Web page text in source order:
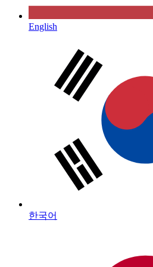
English
한국어